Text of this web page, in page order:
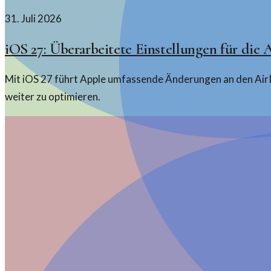
31. Juli 2026
iOS 27: Überarbeitete Einstellungen für die
Mit iOS 27 führt Apple umfassende Änderungen an den
weiter zu optimieren.